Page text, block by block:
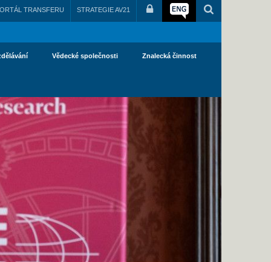
TRANSFERU STRATEGIE AV21
Vědecké společnosti Znalecká činnost